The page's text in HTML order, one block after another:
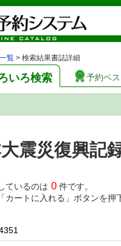
覧 > 検索結果書誌詳細
いろ検索 予約ベ
震災復興記
ているのは 0 件です。
カートに入れる」ボタンを押